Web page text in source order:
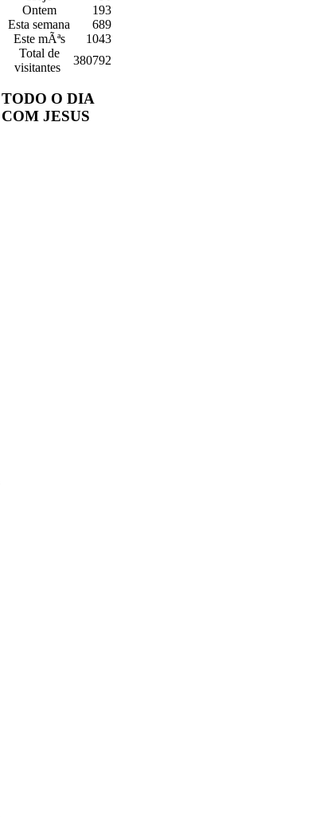
Ontem
193
Esta semana
689
Este mÃªs
1043
Total de
visitantes
380792
TODO O DIA
COM JESUS